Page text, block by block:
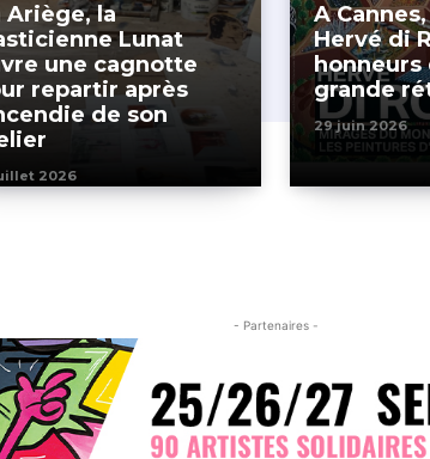
Ariège, la
Lunat
une cagnotte
repartir après
de son
2026
A
Hervé di
honneurs
grande
29 juin 2026
- Partenaires -